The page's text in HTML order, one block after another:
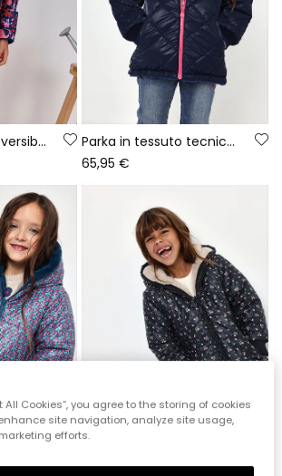
Parka bambina reversibile in tessuto tecnico blu navy
Parka in tessuto tecnico bambina blu navy trapuntata
65,95 €
All Cookies”, you agree to the storing of cookies
site navigation, analyze site usage,
efforts.